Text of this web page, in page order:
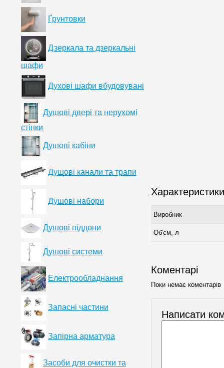
Характеристики
Виробник
Об'єм, л
Коментарі
Поки немає коментарів
Написати
Ґрунтовки
Дзеркала та дзеркальні
шафи
Духові шафи вбудовувані
Душові двері та нерухомі
стінки
Душові кабіни
Душові канали та трапи
Душові набори
Душові піддони
Душові системи
Електрообладнання
Запасні частини
Запірна арматура
Засоби для очистки та